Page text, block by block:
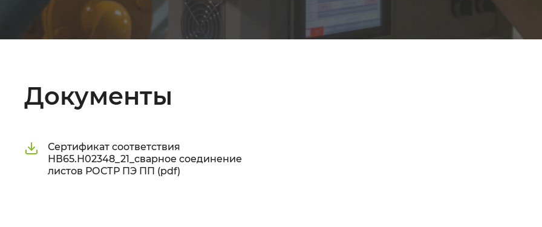
Документы
Сертификат соответствия
НВ65.Н02348_21_сварное соединение
листов РОСТР ПЭ ПП (pdf)